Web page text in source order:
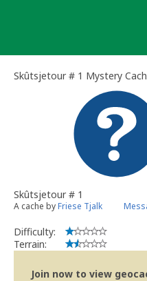
Skûtsjetour # 1 Mystery
Skûtsjetour # 1
A cache byFriese Tjalk
Difficulty:
Terrain:
Join now to view